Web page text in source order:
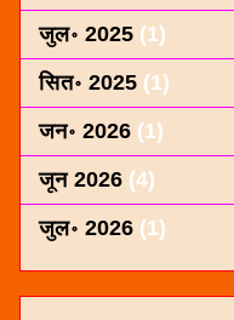
जुल॰ 2025 (1)
सित॰ 2025 (1)
जन॰ 2026 (1)
जून 2026 (4)
जुल॰ 2026 (1)